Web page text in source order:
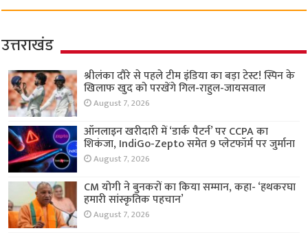
उत्तराखंड
श्रीलंका दौरे से पहले टीम इंडिया का बड़ा टेस्ट! स्पिन के
खिलाफ खुद को परखेंगे गिल-राहुल-जायसवाल
August 7, 2026
ऑनलाइन खरीदारी में ‘डार्क पैटर्न’ पर CCPA का
शिकंजा, IndiGo-Zepto समेत 9 प्लेटफॉर्म पर जुर्माना
August 7, 2026
CM योगी ने बुनकरों का किया सम्मान, कहा- ‘हथकरघा
हमारी सांस्कृतिक पहचान’
August 7, 2026